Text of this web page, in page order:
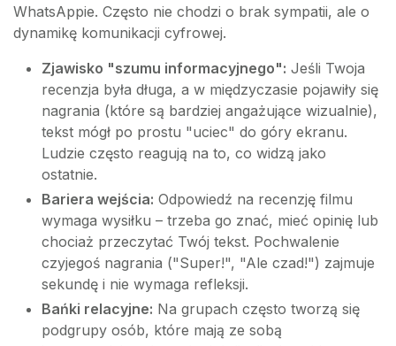
WhatsAppie. Często nie chodzi o brak sympatii, ale o
dynamikę komunikacji cyfrowej.
Zjawisko "szumu informacyjnego": Jeśli Twoja
recenzja była długa, a w międzyczasie pojawiły się
nagrania (które są bardziej angażujące wizualnie),
tekst mógł po prostu "uciec" do góry ekranu.
Ludzie często reagują na to, co widzą jako
ostatnie.
Bariera wejścia: Odpowiedź na recenzję filmu
wymaga wysiłku – trzeba go znać, mieć opinię lub
chociaż przeczytać Twój tekst. Pochwalenie
czyjegoś nagrania ("Super!", "Ale czad!") zajmuje
sekundę i nie wymaga refleksji.
Bańki relacyjne: Na grupach często tworzą się
podgrupy osób, które mają ze sobą